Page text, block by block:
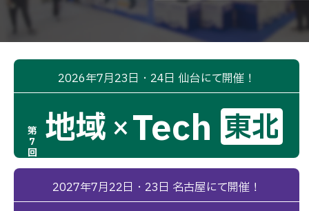
2026年7月23日・24日 仙台にて開催！
第
7
回
地域 ×Tech 東北
2027年7月22日・23日 名古屋にて開催！